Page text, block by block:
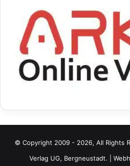
© Copyright 2009 - 2026, All Rights
Verlag UG, Bergneustadt. |